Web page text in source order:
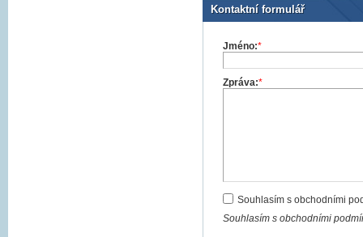
Kontaktní formulář
Jméno:*
Zpráva:*
Souhlasím s obchodními
Souhlasím s obchodními